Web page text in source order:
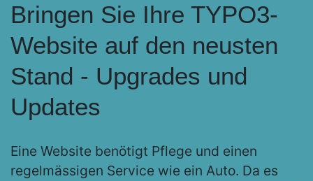
Bringen Sie Ihre TYPO3-
Website auf den neusten
Stand - Upgrades und
Updates
Eine Website benötigt Pflege und einen
regelmässigen Service wie ein Auto. Da es